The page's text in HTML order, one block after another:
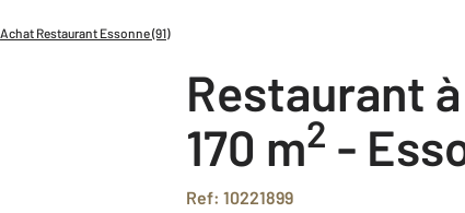
Achat Restaurant Essonne (91)
Restaurant
170 m2 -
Ref: 10221899